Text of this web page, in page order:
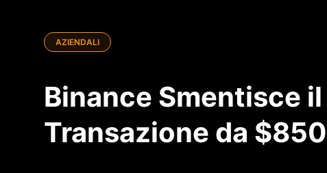
AZIENDALI
Binance Smentisce il
Transazione da